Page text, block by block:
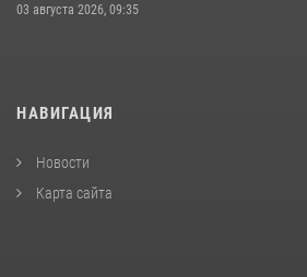
03 августа 2026, 09:35
НАВИГАЦИЯ
Новости
Карта сайта